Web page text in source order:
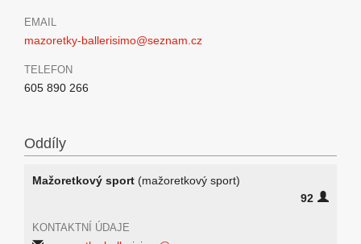
EMAIL
mazoretky-ballerisimo@seznam.cz
TELEFON
605 890 266
Oddíly
Mažoretkový sport (mažoretkový sport)
92
KONTAKTNÍ ÚDAJE